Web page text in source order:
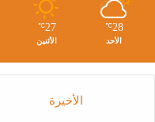
28
℃
الأحد
27
℃
الأثنين
الأخيرة